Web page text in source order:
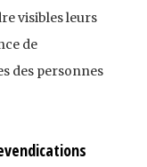
visibles leurs
de
des personnes